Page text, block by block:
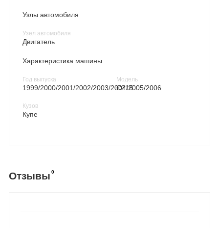
Узлы автомобиля
Узел автомобиля
Двигатель
Характеристика машины
Год выпуска
1999/2000/2001/2002/2003/2004/2005/2006
Кузов
Купе
Модель
C215
Отзывы 0